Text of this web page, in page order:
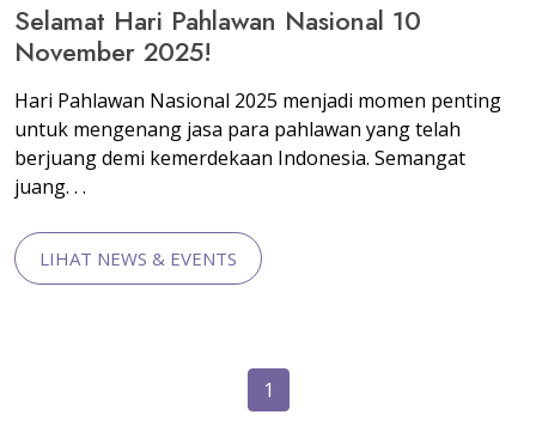
Selamat Hari Pahlawan Nasional 10
November 2025!
Hari Pahlawan Nasional 2025 menjadi momen penting
untuk mengenang jasa para pahlawan yang telah
berjuang demi kemerdekaan Indonesia. Semangat
juang. . .
LIHAT NEWS & EVENTS
1